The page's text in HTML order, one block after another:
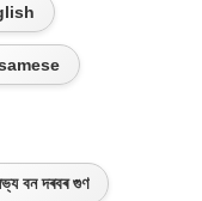
বন দৰবৰ গুণ